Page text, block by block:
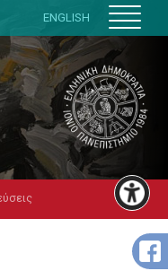
ENGLISH